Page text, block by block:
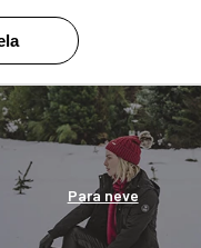
os momentos do inverno